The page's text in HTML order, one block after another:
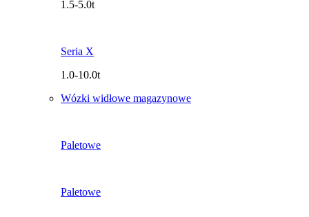
1.5-5.0t
Seria X
1.0-10.0t
Wózki widłowe magazynowe
Paletowe
Paletowe